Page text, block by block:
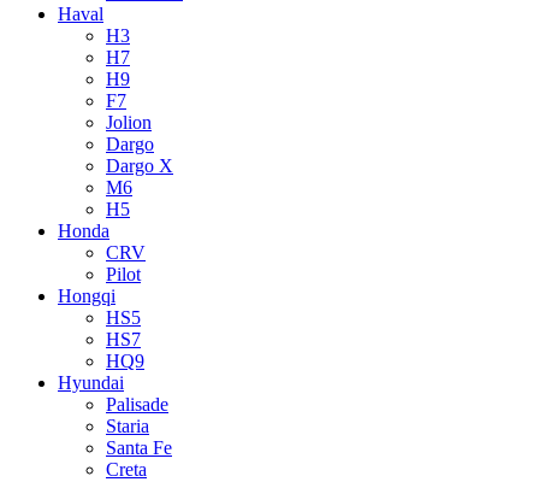
Haval
H3
H7
H9
F7
Jolion
Dargo
Dargo X
M6
H5
Honda
CRV
Pilot
Hongqi
HS5
HS7
HQ9
Hyundai
Palisade
Staria
Santa Fe
Creta